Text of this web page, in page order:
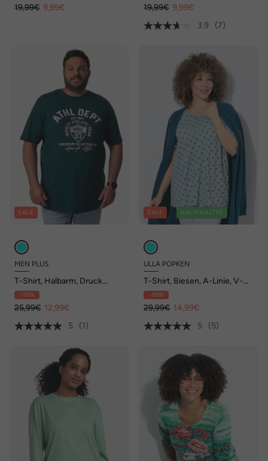
19,99€ 9,99€
19,99€ 9,99€
3.9
(7)
SALE
MEN PLUS
T-Shirt, Halbarm, Druck
vorne, bis Gr. 8 XL
- 50%
25,99€ 12,99€
5
(1)
SALE NACHHALTIG
ULLA POPKEN
T-Shirt, Biesen, A-Linie, V-
Ausschnitt, Halbarm
- 50%
29,99€ 14,99€
5
(5)